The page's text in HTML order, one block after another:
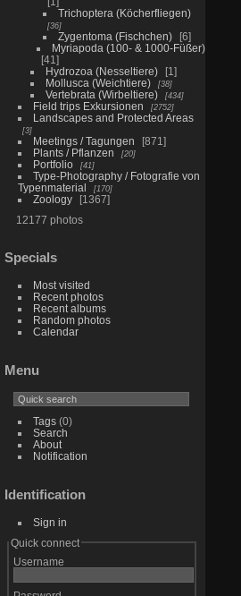
Trichoptera (Köcherfliegen)
36
Zygentoma (Fischchen)
6
Myriapoda (100- & 1000-Füßer)
41
Hydrozoa (Nesseltiere)
1
Mollusca (Weichtiere)
38
Vertebrata (Wirbeltiere) 434
Field trips Exkursionen 2752
Landscapes and Protected Areas
3
Meetings / Tagungen
871
Plants / Pflanzen
20
Portfolio 41
Type-Photography / Fotografie von
Typenmaterial
170
Zoology
1367
12177 photos
Specials
Most visited
Recent photos
Recent albums
Random photos
Calendar
Menu
Tags(0)
Search
About
Notification
Identification
Sign in
Quick connect
Username